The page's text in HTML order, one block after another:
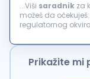
...Viši saradnik za
možeš da očekuješ: Kontinuirano praćenje i analiza postojećeg
regulatornog
Prikažite mi